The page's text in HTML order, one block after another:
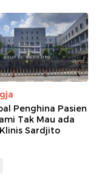
Penghina Pasien
Tak Mau ada
Sardjito